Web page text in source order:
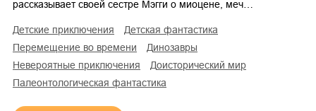
рассказывает своей сестре Мэгги о миоцене, меч…
детские приключения
детская фантастика
перемещение во времени
динозавры
невероятные приключения
доисторический мир
палеонтологическая фантастика